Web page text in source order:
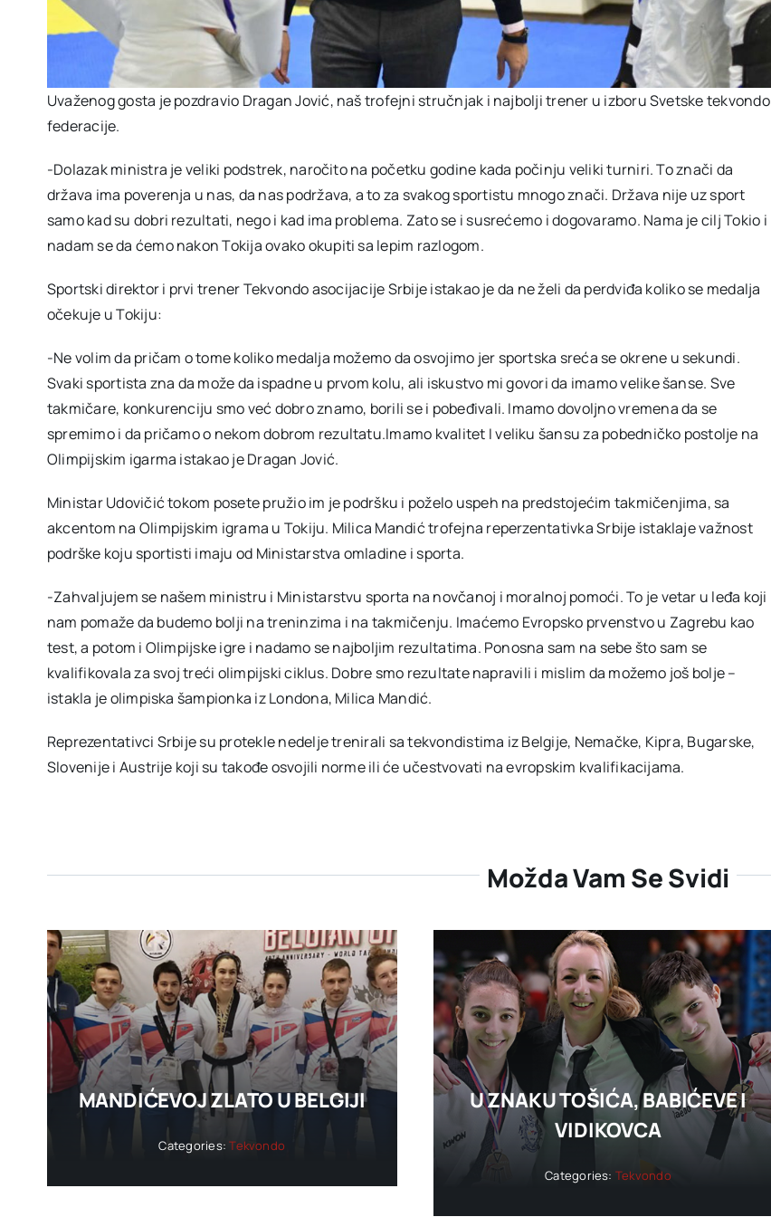
Uvaženog gosta je pozdravio Dragan Jović, naš trofejni stručnjak i najbolji trener u izboru Svetske tekvondo
federacije.
-Dolazak ministra je veliki podstrek, naročito na početku godine kada počinju veliki turniri. To znači da
država ima poverenja u nas, da nas podržava, a to za svakog sportistu mnogo znači. Država nije uz sport
samo kad su dobri rezultati, nego i kad ima problema. Zato se i susrećemo i dogovaramo. Nama je cilj Tokio i
nadam se da ćemo nakon Tokija ovako okupiti sa lepim razlogom.
Sportski direktor i prvi trener Tekvondo asocijacije Srbije istakao je da ne želi da perdviđa koliko se medalja
očekuje u Tokiju:
-Ne volim da pričam o tome koliko medalja možemo da osvojimo jer sportska sreća se okrene u sekundi.
Svaki sportista zna da može da ispadne u prvom kolu, ali iskustvo mi govori da imamo velike šanse. Sve
takmičare, konkurenciju smo već dobro znamo, borili se i pobeđivali. Imamo dovoljno vremena da se
spremimo i da pričamo o nekom dobrom rezultatu.Imamo kvalitet I veliku šansu za pobedničko postolje na
Olimpijskim igarma istakao je Dragan Jović.
Ministar Udovičić tokom posete pružio im je podršku i poželo uspeh na predstojećim takmičenjima, sa
akcentom na Olimpijskim igrama u Tokiju. Milica Mandić trofejna reperzentativka Srbije istaklaje važnost
podrške koju sportisti imaju od Ministarstva omladine i sporta.
-Zahvaljujem se našem ministru i Ministarstvu sporta na novčanoj i moralnoj pomoći. To je vetar u leđa koji
nam pomaže da budemo bolji na treninzima i na takmičenju. Imaćemo Evropsko prvenstvo u Zagrebu kao
test, a potom i Olimpijske igre i nadamo se najboljim rezultatima. Ponosna sam na sebe što sam se
kvalifikovala za svoj treći olimpijski ciklus. Dobre smo rezultate napravili i mislim da možemo još bolje –
istakla je olimpiska šampionka iz Londona, Milica Mandić.
Reprezentativci Srbije su protekle nedelje trenirali sa tekvondistima iz Belgije, Nemačke, Kipra, Bugarske,
Slovenije i Austrije koji su takođe osvojili norme ili će učestvovati na evropskim kvalifikacijama.
Možda Vam Se Svidi
MANDIĆEVOJ ZLATO U BELGIJI
Categories:Tekvondo
U ZNAKU TOŠIĆA, BABIĆEVE I
VIDIKOVCA
Categories: Tekvondo